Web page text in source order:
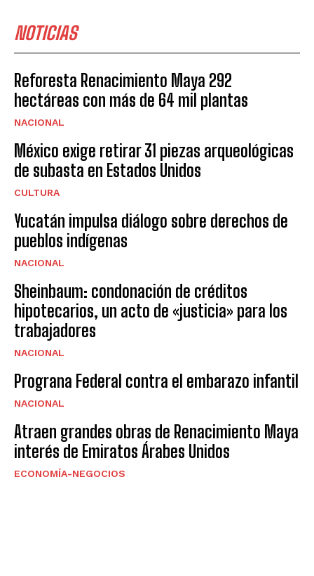
NOTICIAS
Reforesta Renacimiento Maya 292
hectáreas con más de 64 mil plantas
NACIONAL
México exige retirar 31 piezas arqueológicas
de subasta en Estados Unidos
CULTURA
Yucatán impulsa diálogo sobre derechos de
pueblos indígenas
NACIONAL
Sheinbaum: condonación de créditos
hipotecarios, un acto de «justicia» para los
trabajadores
NACIONAL
Prograna Federal contra el embarazo infantil
NACIONAL
Atraen grandes obras de Renacimiento Maya
interés de Emiratos Árabes Unidos
ECONOMÍA-NEGOCIOS